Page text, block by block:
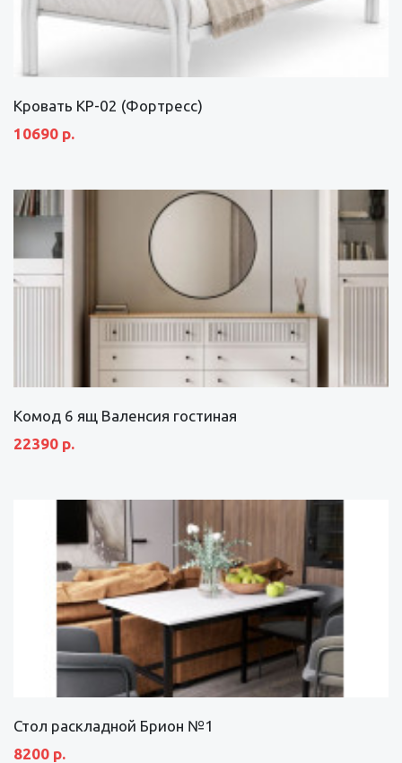
Кровать КР-02 (Фортресс)
10690 р.
Комод 6 ящ Валенсия гостиная
22390 р.
Стол раскладной Брион №1
8200 р.